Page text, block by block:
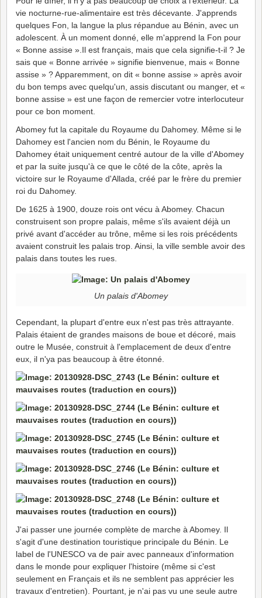
vie nocturne-rue-alimentaire est très décevante. J'apprends
quelques Fon, la langue la plus répandue au Bénin, avec un
adolescent. À un moment donné, elle m'apprend la Fon pour
« Bonne assise ».Il est français, mais que cela signifie-t-il ? Je
sais que « Bonne arrivée » signifie bienvenue, mais « Bonne
assise » ? Apparemment, on dit « bonne assise » après avoir
du bon temps avec quelqu'un, assis discutant ou manger, et «
bonne assise » est une façon de remercier votre interlocuteur
pour ce bon moment.
Abomey fut la capitale du Royaume du Dahomey. Même si le
Dahomey est l'ancien nom du Bénin, le Royaume du
Dahomey était uniquement centré autour de la ville d'Abomey
et par la suite jusqu'à ce que le côté de la côte, après la
victoire sur le Royaume d'Allada, créé par le frère du premier
roi du Dahomey.
De 1625 à 1900, douze rois ont vécu à Abomey. Chacun
construisent son propre palais, même s'ils avaient déjà un
privé avant d'accéder au trône, même si les rois précédents
avaient construit les palais trop. Ainsi, la ville semble avoir des
palais dans toutes les rues.
Un palais d'Abomey
Cependant, la plupart d'entre eux n'est pas très attrayante.
Palais étaient de grandes maisons de boue et décoré, mais
outre le Musée, construit à l'emplacement de deux d'entre
eux, il n'ya pas beaucoup à être étonné.
J'ai passer une journée complète de marche à Abomey. Il
s'agit d'une destination touristique principale du Bénin. Le
label de l'UNESCO va de pair avec panneaux d'information
dans le monde pour expliquer l'histoire (même si c'est
seulement en Français et ils ne semblent pas apprécier les
travaux d'entretien). Pourtant, je n'ai pas vu une seule autre